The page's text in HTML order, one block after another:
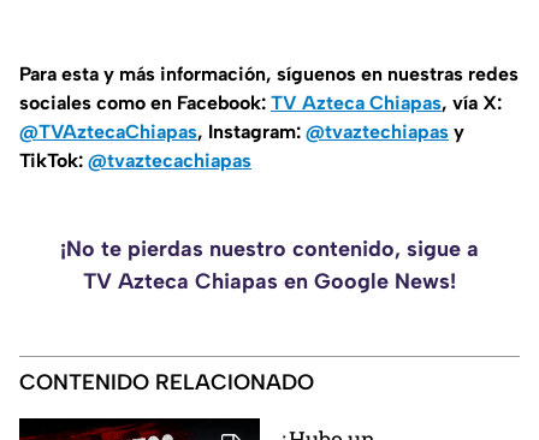
Para esta y más información, síguenos en nuestras redes
sociales como en Facebook: TV Azteca Chiapas, vía X:
@TVAztecaChiapas, Instagram: @tvaztechiapas y
TikTok: @tvaztecachiapas
¡No te pierdas nuestro contenido, sigue a
TV Azteca Chiapas en Google News!
CONTENIDO RELACIONADO